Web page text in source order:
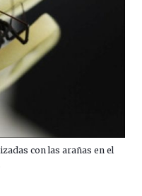
con las arañas en el